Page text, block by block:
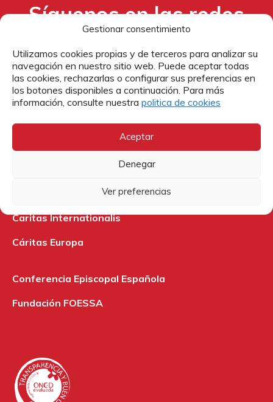
Gestionar consentimiento
Utilizamos cookies propias y de terceros para analizar su
navegación en nuestro sitio web. Puede aceptar todas
las cookies, rechazarlas o configurar sus preferencias en
los botones disponibles a continuación. Para más
información, consulte nuestra politica de cookies
Aceptar
Denegar
Ver preferencias
Síguenos en las redes
sociales:
Archidiócesis de Burgos
Caritas Internationalis
Cáritas Europa
Conferencia Episcopal Española
Fundación FOESSA